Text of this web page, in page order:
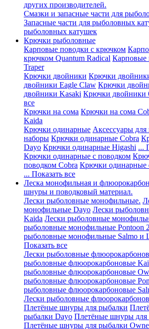
других производителей.
Смазки и запасные части для
Запасные части для рыболовных
рыболовных катушек
Крючки рыболовные
Карповые поводки с крючком
крючком Quantum Radical Карповые
Traper
Крючки двойники Крючки
двойники Eagle Claw Крючки
двойники Kasaki Крючки двойники
все
Крючки на сома Крючки на сома
Kaida
Крючки одинарные Аксессуары для
наборы Крючки одинарные Cobra
Dayo Крючки одинарные Higashi ...
Крючки одинарные с поводком
поводком Cobra Крючки одинарные
... Показать все
Леска монофильная и
шнуры и поводковый материал.
Лески рыболовные монофильные.
монофильные Dayo Лески
Kaida Лески рыболовные
рыболовные монофильные Pontoon
рыболовные монофильные Salmo и
Показать все
Лески рыболовные
рыболовные флюорокарбоновые
рыболовные флюорокарбоновые
рыболовные флюорокарбоновые
рыболовные флюорокарбоновые
Лески рыболовные
Плетёные шнуры для рыбалки
рыбалки Dayo Плетёные шнуры для
Плетёные шнуры для рыбалки